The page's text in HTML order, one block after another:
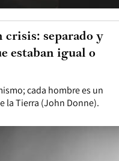
cada hombre es un
la Tierra (John Donne).
crisis: separado y
estaban igual o